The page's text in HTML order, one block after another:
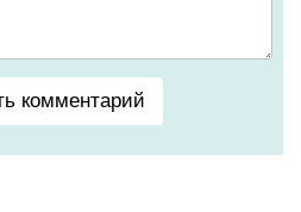
комментарий